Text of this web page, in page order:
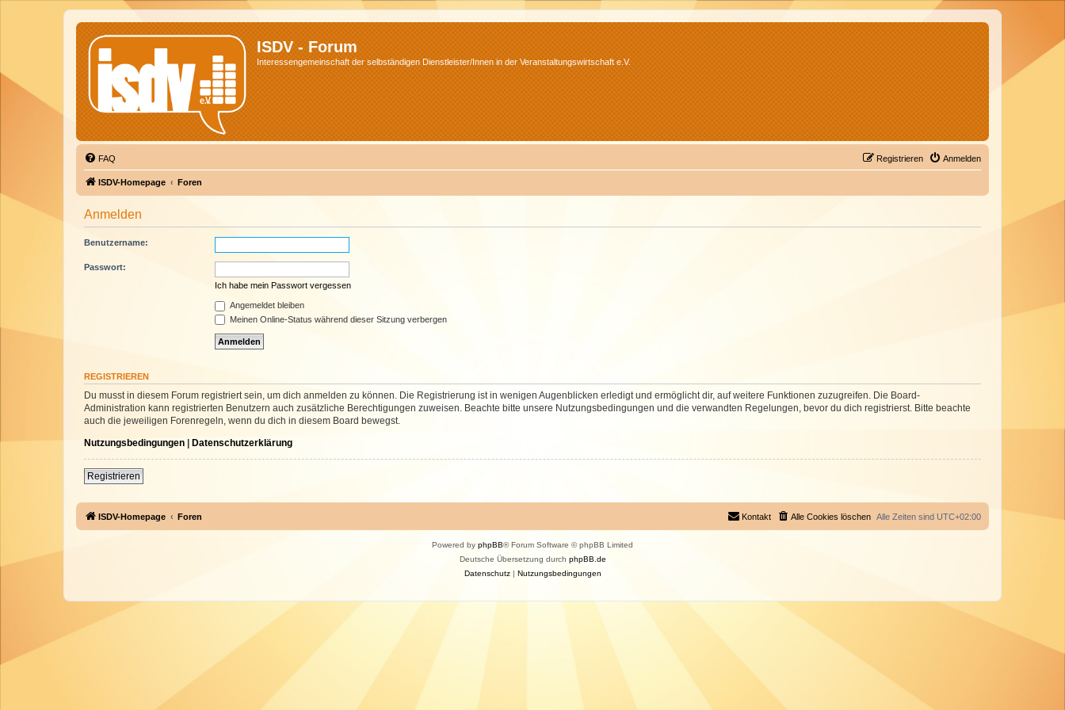
ISDV - Forum
Interessengemeinschaft der selbständigen Dienstleister/Innen in der Veranstaltungswirtschaft e.V.
FAQ Anmelden
Registrieren
ISDV-Homepage Foren
Anmelden
Benutzername:
Passwort:
Ich habe mein Passwort vergessen
Angemeldet bleiben
Meinen Online-Status während dieser Sitzung verbergen
REGISTRIEREN
Du musst in diesem Forum registriert sein, um dich anmelden zu können. Die Registrierung ist in wenigen Augenblicken erledigt und ermöglicht dir, auf weitere Funktionen zuzugreifen. Die Board-
Administration kann registrierten Benutzern auch zusätzliche Berechtigungen zuweisen. Beachte bitte unsere Nutzungsbedingungen und die verwandten Regelungen, bevor du dich registrierst. Bitte beachte
auch die jeweiligen Forenregeln, wenn du dich in diesem Board bewegst.
Nutzungsbedingungen | Datenschutzerklärung
Registrieren
ISDV-Homepage Foren Alle Zeiten sind UTC+02:00
Alle Cookies löschen
Kontakt
Powered by phpBB® Forum Software © phpBB Limited
Deutsche Übersetzung durch phpBB.de
Datenschutz| Nutzungsbedingungen